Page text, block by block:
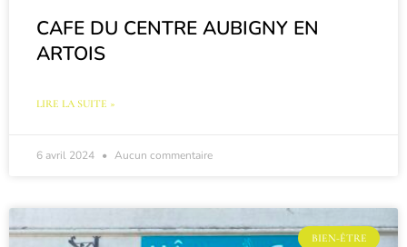
CAFE DU CENTRE AUBIGNY EN
ARTOIS
LIRE LA SUITE »
6 avril 2024 Aucun commentaire
BIEN-ÊTRE